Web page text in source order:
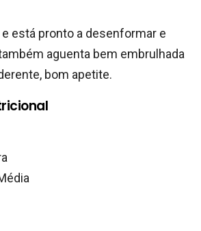
está pronto a desenformar e
aguenta bem embrulhada
bom apetite.